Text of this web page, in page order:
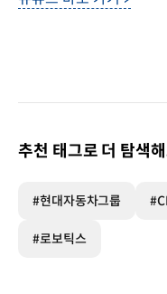
추천 태그로 더 탐색
#현대자동차그룹
#로보틱스